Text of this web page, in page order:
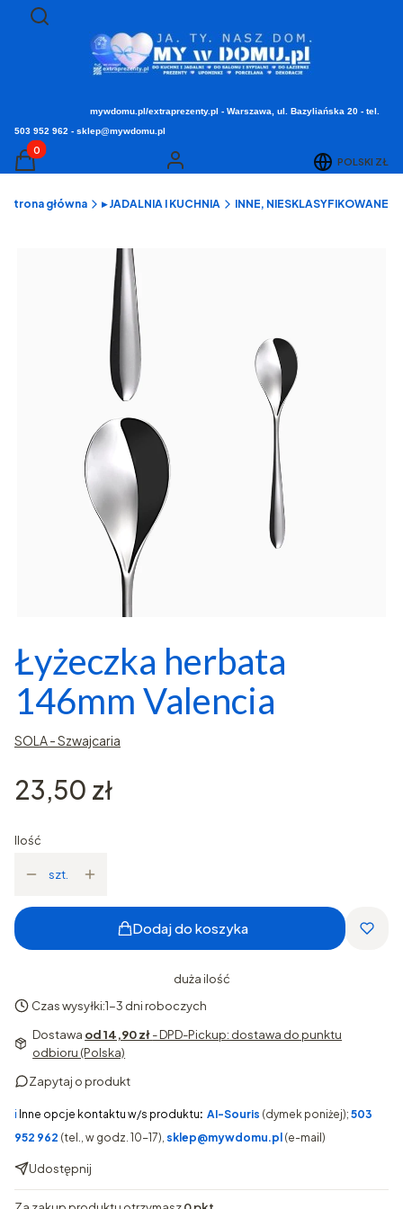
Otwórz wyszukiwarkę
Szukaj
mywdomu.pl/extraprezenty.pl - Warszawa, ul. Bazyliańska 20 - tel.
503 952 962 - sklep@mywdomu.pl
Produkty w koszyku: 0. Zobacz szczegóły
Koszyk Zaloguj się POLSKI ZŁ
Strona główna ▸ JADALNIA I KUCHNIA INNE, NIESKLASYFIKOWANE
Łyżeczka herbata
146mm Valencia
SOLA - Szwajcaria
Cena
23,50 zł
Ilość
szt.
Dodaj do koszyka
duża ilość
Czas wysyłki:1-3 dni roboczych
Dostawa od 14,90 zł- DPD-Pickup: dostawa do punktu
odbioru (Polska)
Zapytaj o produkt
ℹ️ Inne opcje kontaktu w/s produktu: AI-Souris (dymek poniżej); 503
952 962 (tel., w godz. 10-17), sklep@mywdomu.pl (e-mail)
Udostępnij